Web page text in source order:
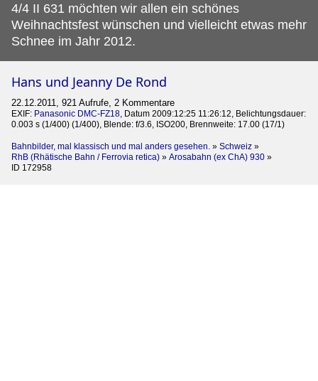
4/4 II 631 möchten wir allen ein schönes
Weihnachtsfest wünschen und vielleicht etwas mehr
Schnee im Jahr 2012.
Hans und Jeanny De Rond
22.12.2011, 921 Aufrufe, 2 Kommentare
EXIF: Panasonic DMC-FZ18 , Datum 2009:12:25 11:26:12, Belichtungsdauer:
0.003 s (1/400) (1/400), Blende: f/3.6, ISO200, Brennweite: 17.00 (17/1)
Bahnbilder, mal klassisch und mal anders gesehen. » Schweiz »
RhB (Rhätische Bahn / Ferrovia retica) » Arosabahn (ex ChA) 930 »
ID 172958